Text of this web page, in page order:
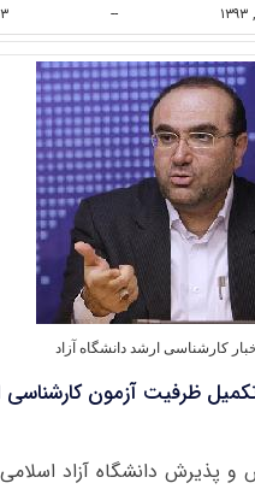
-- ۳ دیدگاه
کارشناسی ارشد دانشگاه آزاد
تکمیل ظرفیت آزمون کارشناسی
پذیرش دانشگاه آزاد